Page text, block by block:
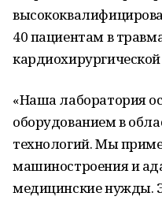
40 пациентам в
«Наша лаборатория
оборудованием в
технологий. Мы
машиностроения и
медицинские нужды.